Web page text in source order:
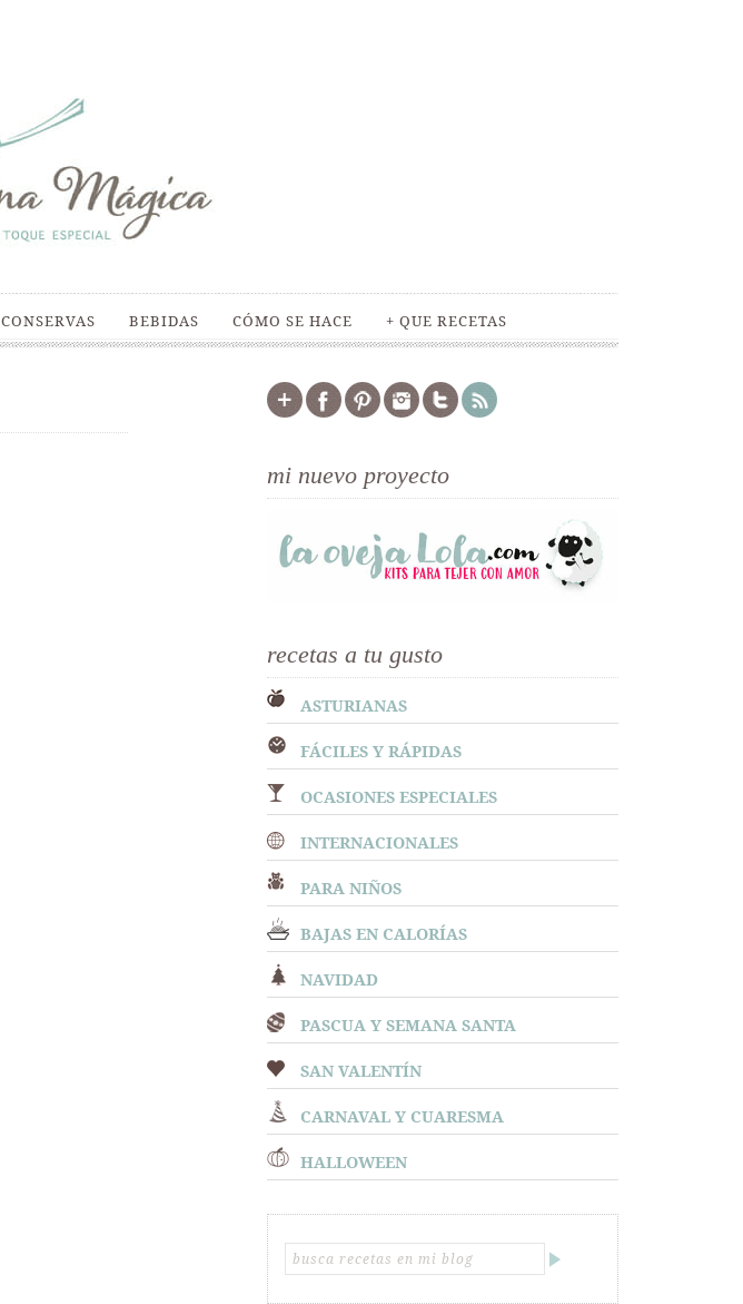
CONSERVAS BEBIDAS CÓMO SE HACE + QUE RECETAS
mi nuevo proyecto
recetas a tu gusto
ASTURIANAS
FÁCILES Y RÁPIDAS
OCASIONES ESPECIALES
INTERNACIONALES
PARA NIÑOS
BAJAS EN CALORÍAS
NAVIDAD
PASCUA Y SEMANA SANTA
SAN VALENTÍN
CARNAVAL Y CUARESMA
HALLOWEEN